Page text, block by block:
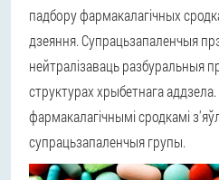
падбору фармакалагічных
дзеяння. Супрацьзапаленчыя
нейтралізаваць разбуральныя
структурах хрыбетнага
фармакалагічнымі сродкамі
супрацьзапаленчыя групы.